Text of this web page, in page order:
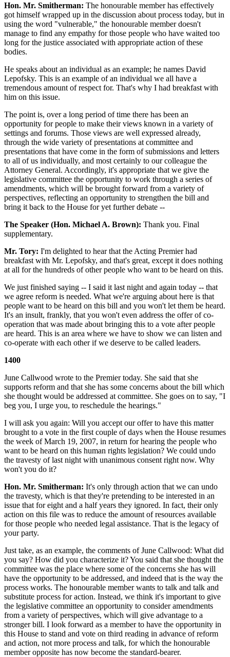
Hon. Mr. Smitherman: The honourable member has effectively
got himself wrapped up in the discussion about process today, but in
using the word "vulnerable," the honourable member doesn't
manage to find any empathy for those people who have waited too
long for the justice associated with appropriate action of these
bodies.
He speaks about an individual as an example; he names David
Lepofsky. This is an example of an individual we all have a
tremendous amount of respect for. That's why I had breakfast with
him on this issue.
The point is, over a long period of time there has been an
opportunity for people to make their views known in a variety of
settings and forums. Those views are well expressed already,
through the wide variety of presentations at committee and
presentations that have come in the form of submissions and letters
to all of us individually, and most certainly to our colleague the
Attorney General. Accordingly, it's appropriate that we give the
legislative committee the opportunity to work through a series of
amendments, which will be brought forward from a variety of
perspectives, reflecting an opportunity to strengthen the bill and
bring it back to the House for yet further debate --
The Speaker (Hon. Michael A. Brown): Thank you. Final
supplementary.
Mr. Tory: I'm delighted to hear that the Acting Premier had
breakfast with Mr. Lepofsky, and that's great, except it does nothing
at all for the hundreds of other people who want to be heard on this.
We just finished saying -- I said it last night and again today -- that
we agree reform is needed. What we're arguing about here is that
people want to be heard on this bill and you won't let them be heard.
It's an insult, frankly, that you won't even address the offer of co-
operation that was made about bringing this to a vote after people
are heard. This is an area where we have to show we can listen and
co-operate with each other if we deserve to be called leaders.
1400
June Callwood wrote to the Premier today. She said that she
supports reform and that she has some concerns about the bill which
she thought would be addressed at committee. She goes on to say, "I
beg you, I urge you, to reschedule the hearings."
I will ask you again: Will you accept our offer to have this matter
brought to a vote in the first couple of days when the House resumes
the week of March 19, 2007, in return for hearing the people who
want to be heard on this human rights legislation? We could undo
the travesty of last night with unanimous consent right now. Why
won't you do it?
Hon. Mr. Smitherman: It's only through action that we can undo
the travesty, which is that they're pretending to be interested in an
issue that for eight and a half years they ignored. In fact, their only
action on this file was to reduce the amount of resources available
for those people who needed legal assistance. That is the legacy of
your party.
Just take, as an example, the comments of June Callwood: What did
you say? How did you characterize it? You said that she thought the
committee was the place where some of the concerns she has will
have the opportunity to be addressed, and indeed that is the way the
process works. The honourable member wants to talk and talk and
substitute process for action. Instead, we think it's important to give
the legislative committee an opportunity to consider amendments
from a variety of perspectives, which will give advantage to a
stronger bill. I look forward as a member to have the opportunity in
this House to stand and vote on third reading in advance of reform
and action, not more process and talk, for which the honourable
member opposite has now become the standard-bearer.